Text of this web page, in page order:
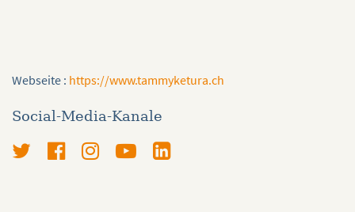
Webseite : https://www.tammyketura.ch
Social-Media-Kanale